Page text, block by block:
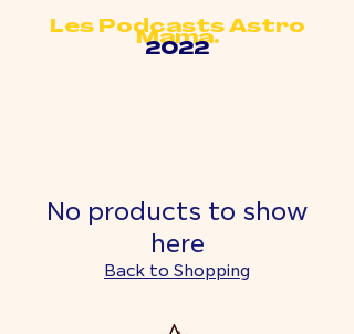
Les Podcasts Astro
Mama.
2022
No products to show
here
Back to Shopping